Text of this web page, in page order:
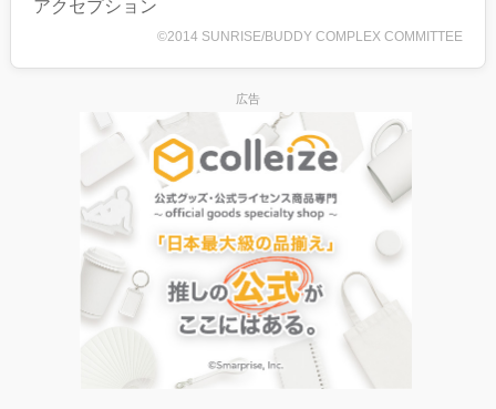
アクセプション
©2014 SUNRISE/BUDDY COMPLEX COMMITTEE
広告